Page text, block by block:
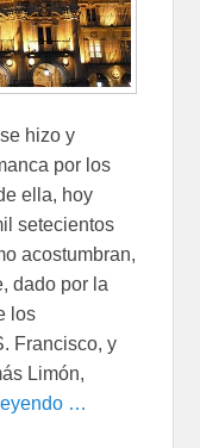
hizo y
por los
ella, hoy
setecientos
acostumbran,
dado por la
los
Francisco, y
Limón,
…